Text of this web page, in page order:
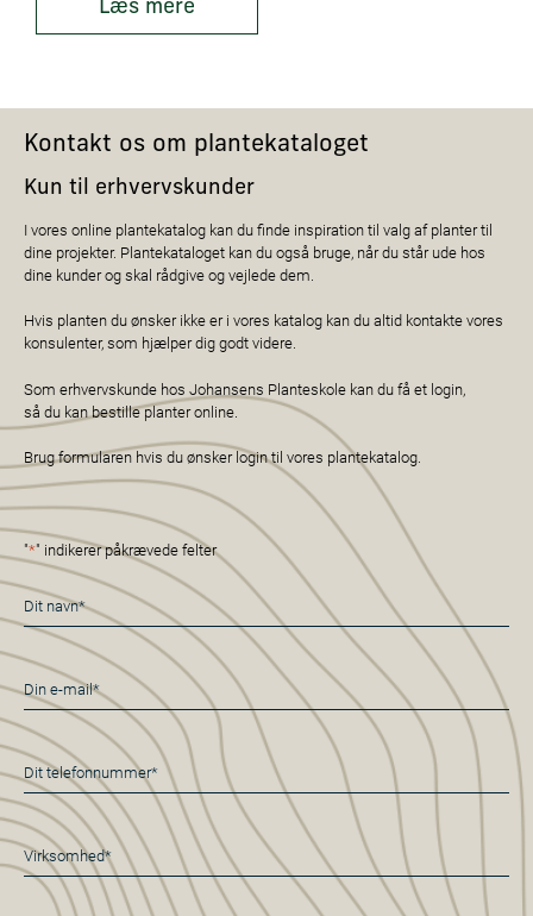
Læs mere
Kontakt os om plantekataloget
Kun til erhvervskunder
I vores online plantekatalog kan du finde inspiration til valg af planter til
dine projekter. Plantekataloget kan du også bruge, når du står ude hos
dine kunder og skal rådgive og vejlede dem.
Hvis planten du ønsker ikke er i vores katalog kan du altid kontakte vores
konsulenter, som hjælper dig godt videre.
Som erhvervskunde hos Johansens Planteskole kan du få et login,
så du kan bestille planter online.
Brug formularen hvis du ønsker login til vores plantekatalog.
"*" indikerer påkrævede felter
Navn
*
E-
mail
*
Telefon
*
Virksomhed*
*